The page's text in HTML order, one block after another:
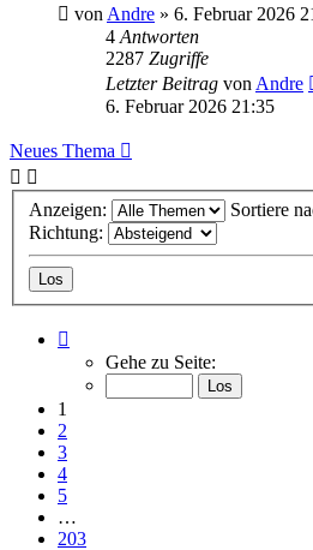
von Andre » 6. Februar 2026
4 Antworten
2287 Zugriffe
Letzter Beitrag von Andre
6. Februar 2026 21:35
Neues Thema
Anzeigen:
Sortiere
Richtung:
von
Gehe zu Seite:
1
2
3
4
5
…
203